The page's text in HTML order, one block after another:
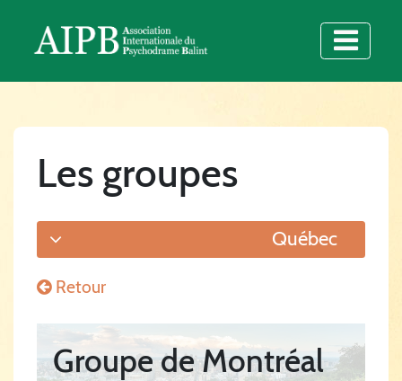
Les groupes
Québec
Retour
Groupe de Montréal